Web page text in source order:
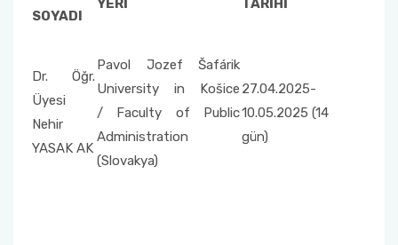
SOYADI
YERİ
TARİHİ
Dr. Öğr.
Üyesi
Nehir
YASAK AK
Pavol Jozef Šafárik
University in Košice
/ Faculty of Public
Administration
(Slovakya)
27.04.2025-
10.05.2025 (14
gün)